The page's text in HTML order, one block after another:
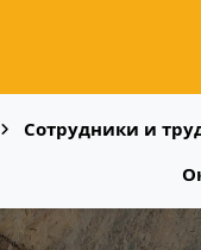
Сотрудники и